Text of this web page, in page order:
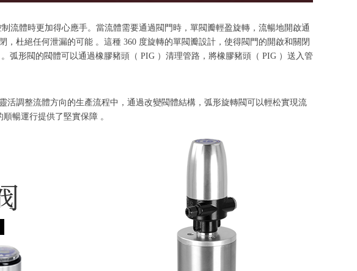
流體時更加得心應手。當流體需要通過閥門時，單閥瓣輕盈旋轉，流暢地開啟通
杜絕任何泄漏的可能 。這種 360 度旋轉的單閥瓣設計，使得閥門的開啟和關閉
形閥的閥體可以通過橡膠豬頭（ PIG ）清理管路，將橡膠豬頭（ PIG ）送入管
調整流體方向的生產流程中，通過改變閥體結構，弧形旋轉閥可以輕松實現流
暢運行提供了堅實保障 。